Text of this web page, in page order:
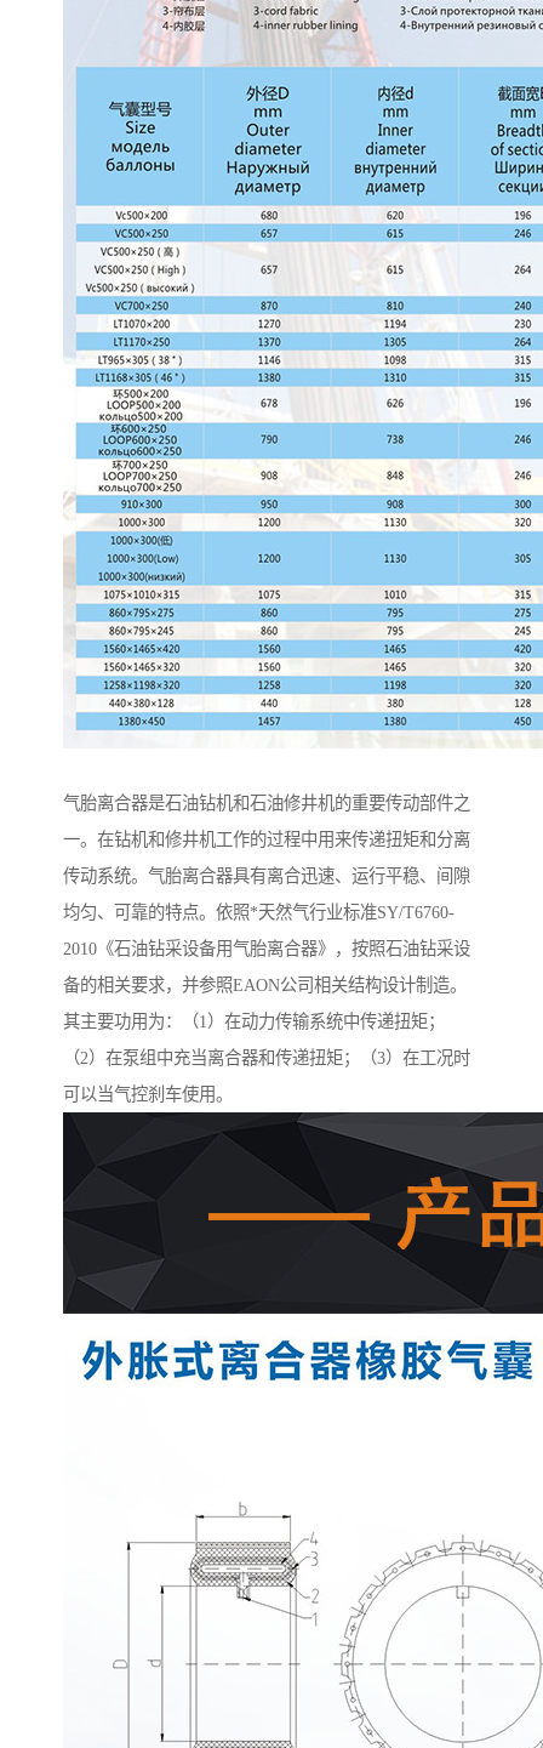
气胎离合器是石油钻机和石油修井机的重要传动部件之
一。在钻机和修井机工作的过程中用来传递扭矩和分离
传动系统。气胎离合器具有离合迅速、运行平稳、间隙
均匀、可靠的特点。依照*天然气行业标准SY/T6760-
2010《石油钻采设备用气胎离合器》，按照石油钻采设
备的相关要求，并参照EAON公司相关结构设计制造。
其主要功用为：（1）在动力传输系统中传递扭矩；
（2）在泵组中充当离合器和传递扭矩；（3）在工况时
可以当气控刹车使用。